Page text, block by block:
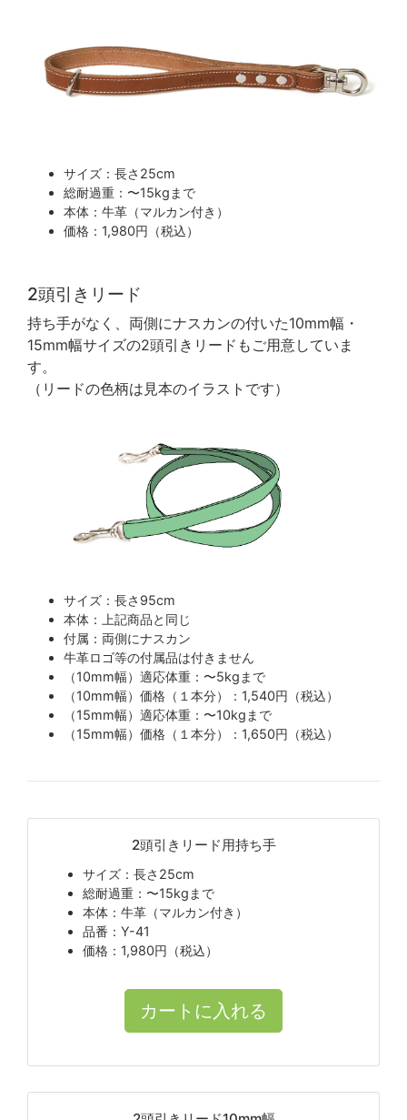
サイズ：長さ25cm
総耐過重：〜15kgまで
本体：牛革（マルカン付き）
価格：1,980円（税込）
2頭引きリード
持ち手がなく、両側にナスカンの付いた10mm幅・
15mm幅サイズの2頭引きリードもご用意していま
す。
（リードの色柄は見本のイラストです）
サイズ：長さ95cm
本体：上記商品と同じ
付属：両側にナスカン
牛革ロゴ等の付属品は付きません
（10mm幅）適応体重：〜5kgまで
（10mm幅）価格（１本分）：1,540円（税込）
（15mm幅）適応体重：〜10kgまで
（15mm幅）価格（１本分）：1,650円（税込）
2頭引きリード用持ち手
サイズ：長さ25cm
総耐過重：〜15kgまで
本体：牛革（マルカン付き）
品番：Y-41
価格：1,980円（税込）